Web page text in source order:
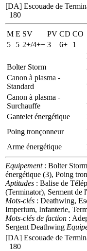
[DA] Escouade de
180
M E SV PV CD CO
5
5 2+/4++ 3 6+
1
Bolter Storm
Canon à plasma -
Standard
Canon à plasma -
Surchauffe
Gantelet énergétique
Poing tronçonneur
Arme énergétique
Equipement: Bolter
énergétique (3), Poing
Aptitudes : Balise de
(Terminator), Serment de
Mots-clés : Deathwing,
Imperium, Infanterie,
Mots-clés de faction :
Sergent Deathwing
[DA] Escouade de
180